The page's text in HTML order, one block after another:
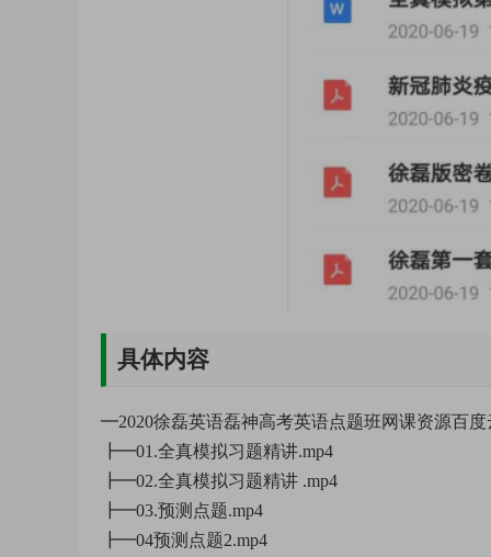
具体内容
━2020徐磊英语磊神高考英语点题班网课资源百度
┣━01.全真模拟习题精讲.mp4
┣━02.全真模拟习题精讲 .mp4
┣━03.预测点题.mp4
┣━04预测点题2.mp4